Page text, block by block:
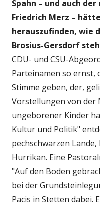
Spahn – und auch
Friedrich Merz –
herauszufinden, wie
Brosius-Gersdorf
CDU- und CSU-
Parteinamen so ernst,
Stimme geben, der,
Vorstellungen von der
ungeborener Kinder
Kultur und Politik"
pechschwarzen
Hurrikan. Eine
"Auf den Boden
bei der
Pacis in Stetten dabei.